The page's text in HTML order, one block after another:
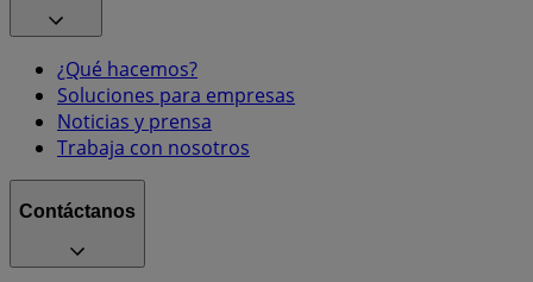
¿Qué hacemos?
Soluciones para empresas
Noticias y prensa
Trabaja con nosotros
Contáctanos